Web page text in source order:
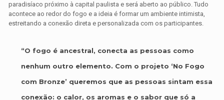
paradisíaco próximo à capital paulista e será aberto ao público. Tudo
acontece ao redor do fogo e a ideia é formar um ambiente intimista,
estreitando a conexão direta e personalizada com os participantes.
“O fogo é ancestral, conecta as pessoas como
nenhum outro elemento. Com o projeto ‘No Fogo
com Bronze’ queremos que as pessoas sintam essa
conexão: o calor, os aromas e o sabor que só a